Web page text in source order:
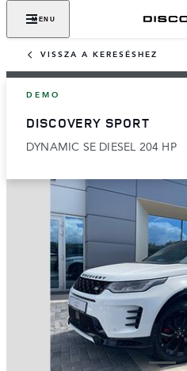
MENU
VISSZA A KERESÉSHEZ
DEMO
DISCOVERY SPORT
DYNAMIC SE DIESEL 204 HP